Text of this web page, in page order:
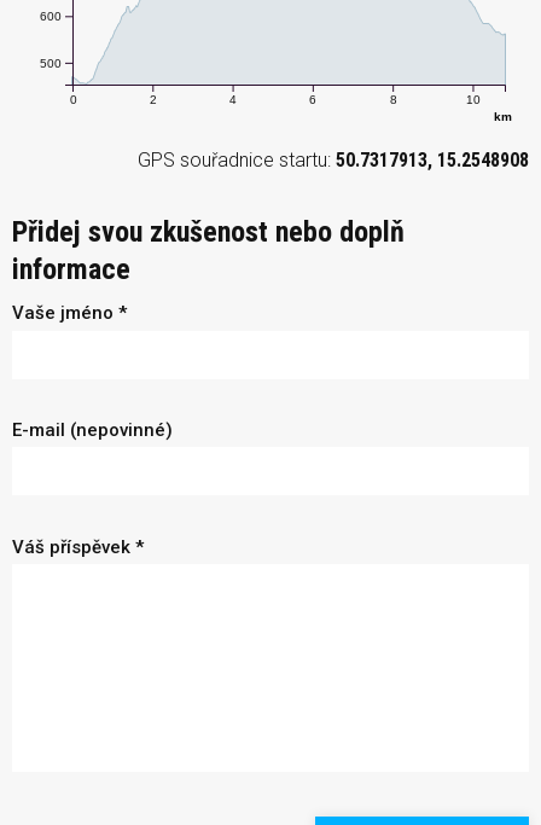
0 2 4 6 8 10
km
500
600
GPS souřadnice startu: 50.7317913, 15.2548908
Přidej svou zkušenost nebo doplň
informace
Vaše jméno *
E-mail (nepovinné)
Váš příspěvek *